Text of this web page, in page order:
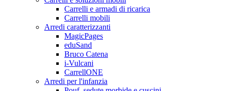
Carrelli e armadi di ricarica
Carrelli mobili
Arredi caratterizzanti
MagicPages
eduSand
Bruco Catena
i-Vulcani
CarrellONE
Arredi per l'infanzia